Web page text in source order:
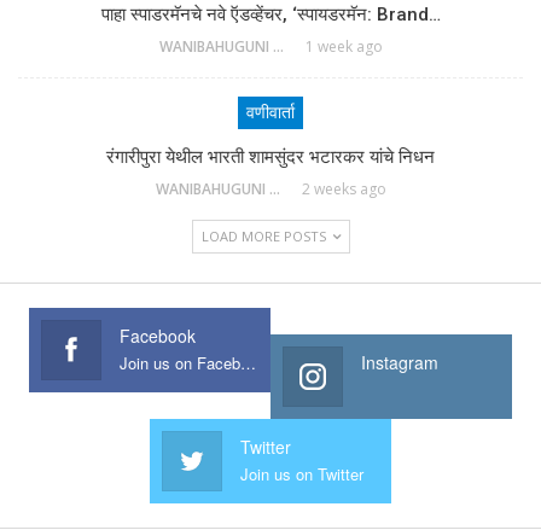
पाहा स्पाडरमॅनचे नवे ऍडव्हेंचर, ‘स्पायडरमॅन: Brand…
WANIBAHUGUNI DESK 1 week ago
वणीवार्ता
रंगारीपुरा येथील भारती शामसुंदर भटारकर यांचे निधन
WANIBAHUGUNI DESK 2 weeks ago
LOAD MORE POSTS
Facebook
Join us on Facebook Instagram
Twitter
Join us on Twitter